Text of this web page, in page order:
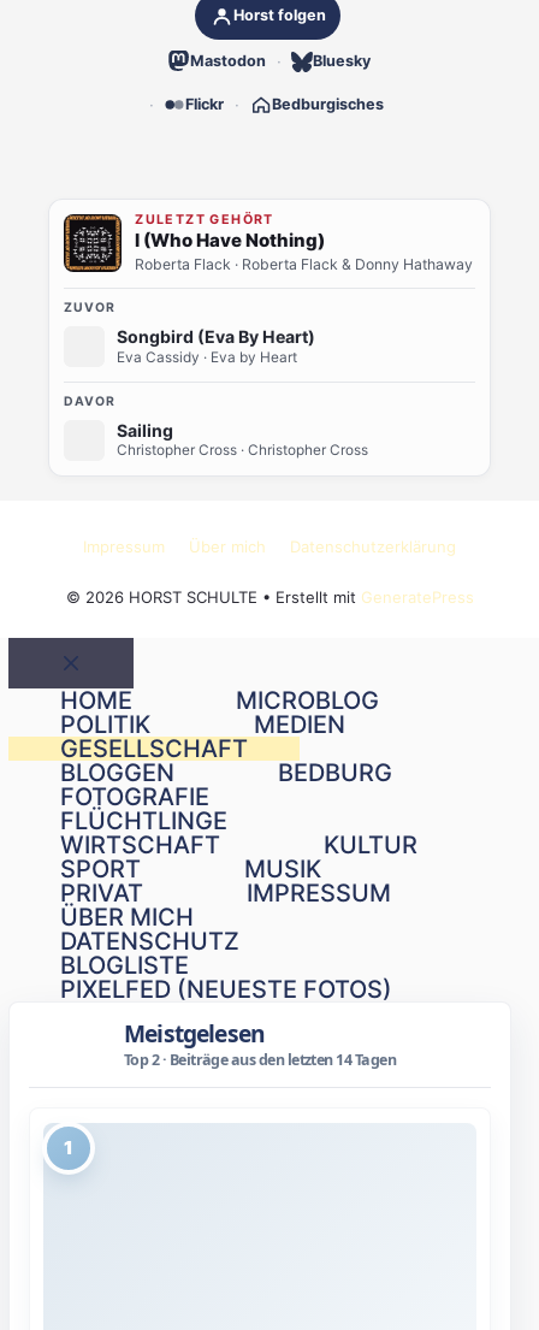
Horst folgen
Mastodon Bluesky
Flickr Bedburgisches
ZULETZT GEHÖRT
I (Who Have Nothing)
Roberta Flack · Roberta Flack & Donny Hathaway
ZUVOR
Songbird (Eva By Heart)
Eva Cassidy · Eva by Heart
DAVOR
Sailing
Christopher Cross · Christopher Cross
Impressum Über mich Datenschutzerklärung
© 2026 HORST SCHULTE • Erstellt mit GeneratePress
Schließen
HOME
MICROBLOG
POLITIK
MEDIEN
GESELLSCHAFT
BLOGGEN
BEDBURG
FOTOGRAFIE
FLÜCHTLINGE
WIRTSCHAFT
KULTUR
SPORT
MUSIK
PRIVAT
IMPRESSUM
ÜBER MICH
DATENSCHUTZ
BLOGLISTE
PIXELFED (NEUESTE FOTOS)
Meistgelesen
Top 2 · Beiträge aus den letzten 14 Tagen
1